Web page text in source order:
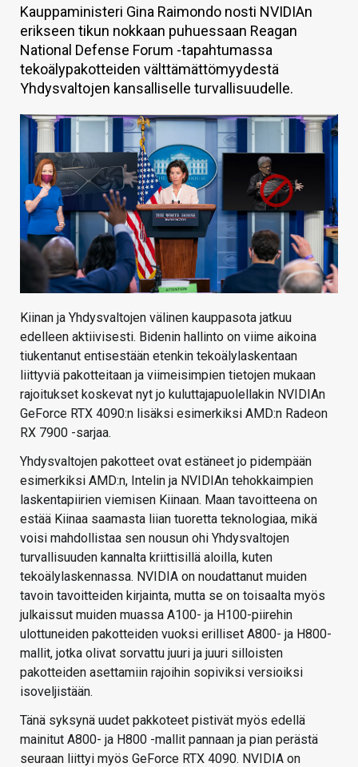
HINTA.FI
KAUPPA
VAIHDA TEEMA
HAKU
Kauppaministeri Gina Raimondo nosti NVIDIAn
erikseen tikun nokkaan puhuessaan Reagan
National Defense Forum -tapahtumassa
tekoälypakotteiden välttämättömyydestä
Yhdysvaltojen kansalliselle turvallisuudelle.
Kiinan ja Yhdysvaltojen välinen kauppasota jatkuu
edelleen aktiivisesti. Bidenin hallinto on viime aikoina
tiukentanut entisestään etenkin tekoälylaskentaan
liittyviä pakotteitaan ja viimeisimpien tietojen mukaan
rajoitukset koskevat nyt jo kuluttajapuolellakin NVIDIAn
GeForce RTX 4090:n lisäksi esimerkiksi AMD:n Radeon
RX 7900 -sarjaa.
Yhdysvaltojen pakotteet ovat estäneet jo pidempään
esimerkiksi AMD:n, Intelin ja NVIDIAn tehokkaimpien
laskentapiirien viemisen Kiinaan. Maan tavoitteena on
estää Kiinaa saamasta liian tuoretta teknologiaa, mikä
voisi mahdollistaa sen nousun ohi Yhdysvaltojen
turvallisuuden kannalta kriittisillä aloilla, kuten
tekoälylaskennassa. NVIDIA on noudattanut muiden
tavoin tavoitteiden kirjainta, mutta se on toisaalta myös
julkaissut muiden muassa A100- ja H100-piirehin
ulottuneiden pakotteiden vuoksi erilliset A800- ja H800-
mallit, jotka olivat sorvattu juuri ja juuri silloisten
pakotteiden asettamiin rajoihin sopiviksi versioiksi
isoveljistään.
Tänä syksynä uudet pakkoteet pistivät myös edellä
mainitut A800- ja H800 -mallit pannaan ja pian perästä
seuraan liittyi myös GeForce RTX 4090. NVIDIA on